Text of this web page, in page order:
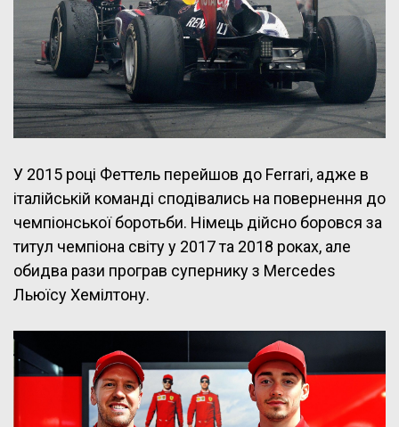
У 2015 році Феттель перейшов до Ferrari, адже в
італійській команді сподівались на повернення до
чемпіонської боротьби. Німець дійсно боровся за
титул чемпіона світу у 2017 та 2018 роках, але
обидва рази програв супернику з Mercedes
Льюїсу Хемілтону.